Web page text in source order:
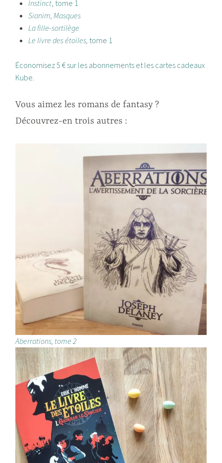
Instinct, tome 1
Sianim, Masques
La fille-sortilège
Le livre des étoiles, tome 1
Économisez 5 € sur les abonnements et les cartes cadeaux
Kube.
Vous aimez les romans de fantasy ?
Découvrez-en trois autres :
Aberrations, tome 2